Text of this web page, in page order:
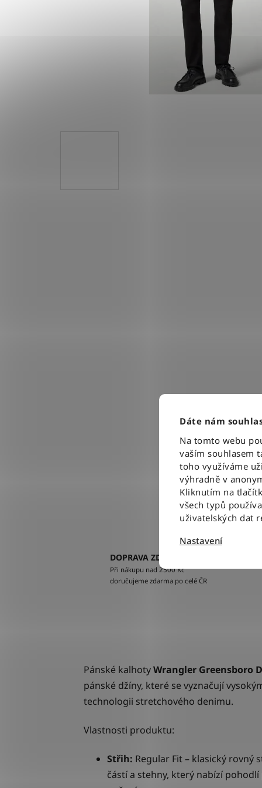
Dáte nám
Na tomto webu
vaším souhlasem
toho využíváme
výhradně v
Kliknutím na
všech typů
uživatelských dat
Nastavení
DOPRAVA ZDARMA
Při nákupu nad 2500 Kč
doručujeme zdarma po celé ČR
Pánské kalhotyWrangler Greensboro
pánské džíny, které se vyznačují
technologii stretchového denimu.
Vlastnosti produktu:
Střih: Regular Fit– klasický rovný
částí a stehny, který nabízí